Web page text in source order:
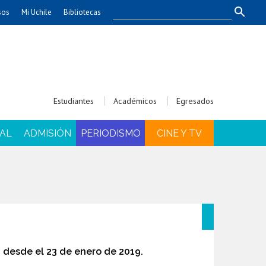
Economía y Negocios
Gobierno
Mi Uchile Bibliotecas
Estudiantes Académicos Egresados
ADMISIÓN PERIODISMO CINE Y TV
el 23 de enero de 2019.